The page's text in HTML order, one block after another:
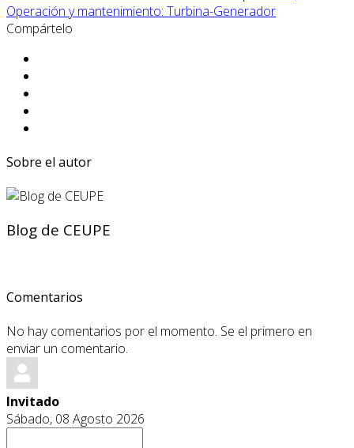
Operación y mantenimiento: Turbina-Generador
Compártelo
Sobre el autor
Blog de CEUPE
Comentarios
No hay comentarios por el momento. Se el primero en
enviar un comentario.
Invitado
Sábado, 08 Agosto 2026